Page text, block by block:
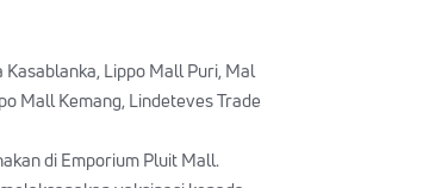
Lippo Mall Puri, Mal
Mall Kemang, Lindeteves Trade
di Emporium Pluit Mall.